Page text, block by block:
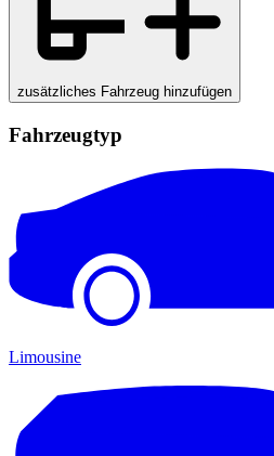
zusätzliches Fahrzeug hinzufügen
Fahrzeugtyp
Limousine